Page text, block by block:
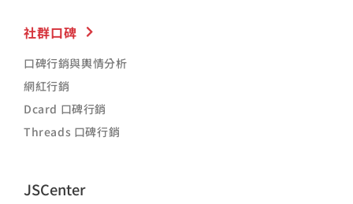
社群口碑
口碑行銷與輿情分析
網紅行銷
Dcard 口碑行銷
Threads 口碑行銷
JSCenter